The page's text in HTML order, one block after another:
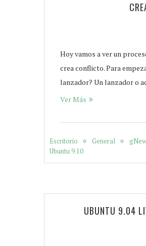
Hoy vamos a ver un
crea conflicto. Para
lanzador? Un lanzador o
Ver Más
Escritorio General
Ubuntu 9.10
UBUNTU 9.04